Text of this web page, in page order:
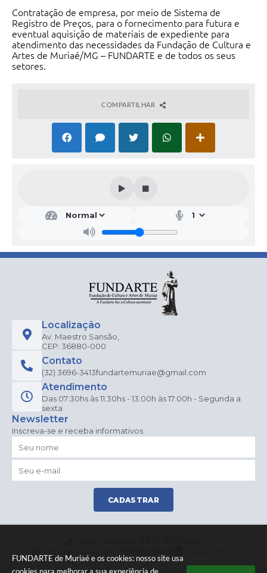
FUNDARTE de Muriaé e os cookies: nosso site usa
Contratação de empresa, por meio de Sistema de
Registro de Preços, para o fornecimento para futura e
eventual aquisição de materiais de expediente para
atendimento das necessidades da Fundação de Cultura e
Artes de Muriaé/MG – FUNDARTE e de todos os seus
setores.
COMPARTILHAR
Localização
Av. Maestro Sansão,
CEP: 36880-000
Contato
(32) 3696-3413fundartemuriae@gmail.com
Atendimento
Das 07:30hs às 11:30hs - 13:00h às 17:00h - Segunda a
sexta
Newsletter
Inscreva-se e receba informativos
CADASTRAR